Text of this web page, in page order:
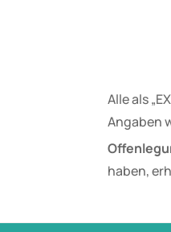
Alle als
Angaben
haben,